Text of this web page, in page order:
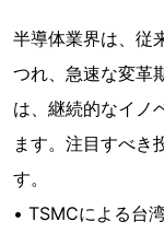
半導体業界は、従
つれ、急速な変革
は​​、継続的なイノ
ます。注目すべき
す。
• TSMCによる台